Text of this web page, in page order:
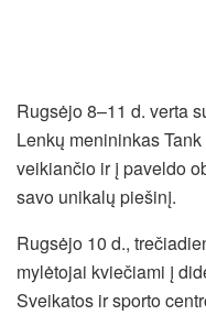
Rugsėjo 8–11 d. verta
Lenkų menininkas
veikiančio ir į paveldo
savo unikalų piešinį.
Rugsėjo 10 d.,
mylėtojai kviečiami į
Sveikatos ir sporto